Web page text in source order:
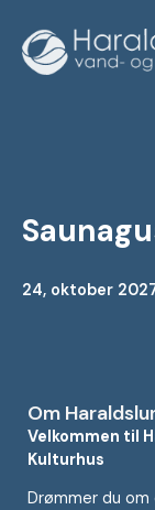
24, oktober
Om
Velkommen til
Kulturhus
Drømmer du